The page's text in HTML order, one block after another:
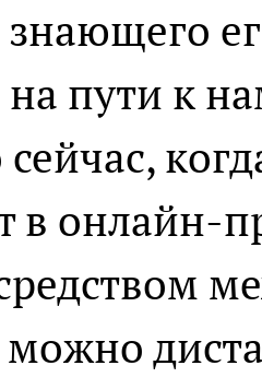
пути к
в онлайн-